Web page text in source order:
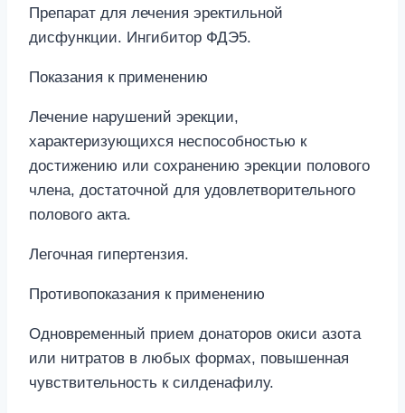
Препарат для лечения эректильной
дисфункции. Ингибитор ФДЭ5.
Показания к применению
Лечение нарушений эрекции,
характеризующихся неспособностью к
достижению или сохранению эрекции полового
члена, достаточной для удовлетворительного
полового акта.
Легочная гипертензия.
Противопоказания к применению
Одновременный прием донаторов окиси азота
или нитратов в любых формах, повышенная
чувствительность к силденафилу.